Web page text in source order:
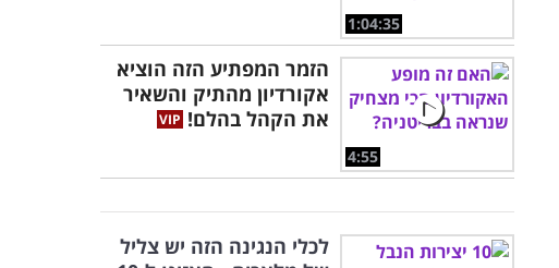
1:04:35
4:55
הזמר המפתיע הזה הוציא
אקורדיון מהתיק והשאיר
את הקהל בהלם!
לכלי הנגינה הזה יש צליל